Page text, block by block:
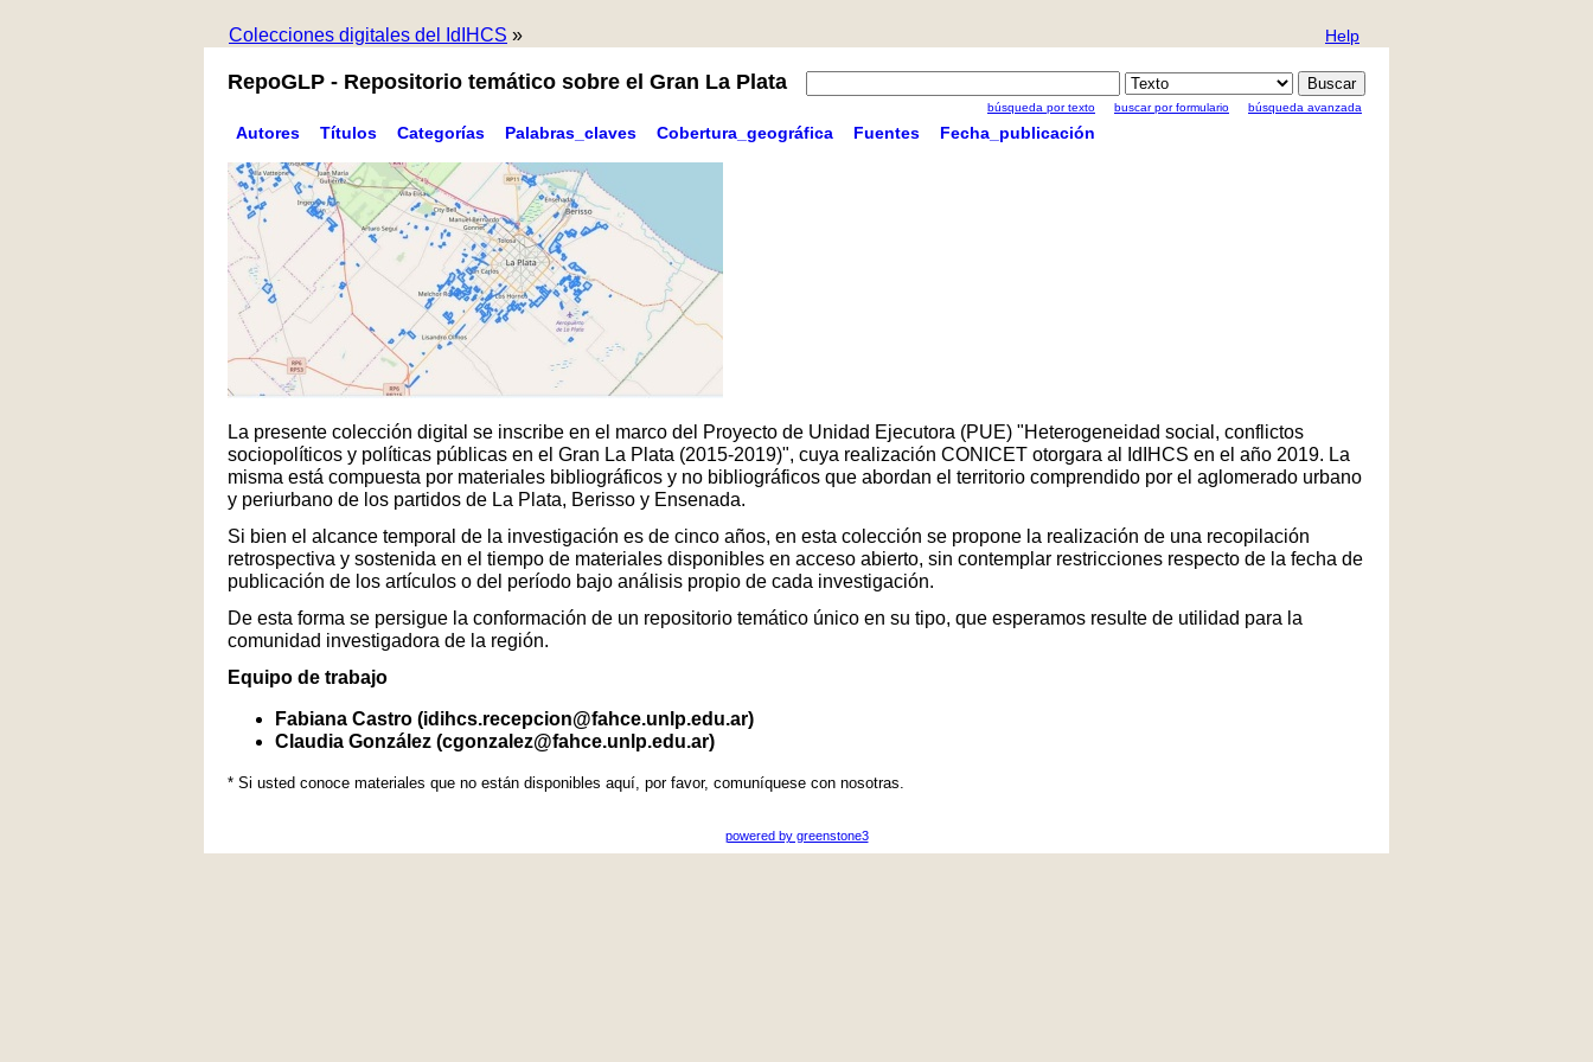
Colecciones digitales del IdIHCS » Help
RepoGLP - Repositorio temático sobre el Gran La Plata
búsqueda por texto buscar por formulario búsqueda avanzada
Autores Títulos Categorías Palabras_claves Cobertura_geográfica Fuentes Fecha_publicación
La presente colección digital se inscribe en el marco del Proyecto de Unidad Ejecutora (PUE) "Heterogeneidad social, conflictos
sociopolíticos y políticas públicas en el Gran La Plata (2015-2019)", cuya realización CONICET otorgara al IdIHCS en el año 2019. La
misma está compuesta por materiales bibliográficos y no bibliográficos que abordan el territorio comprendido por el aglomerado urbano
y periurbano de los partidos de La Plata, Berisso y Ensenada.
Si bien el alcance temporal de la investigación es de cinco años, en esta colección se propone la realización de una recopilación
retrospectiva y sostenida en el tiempo de materiales disponibles en acceso abierto, sin contemplar restricciones respecto de la fecha de
publicación de los artículos o del período bajo análisis propio de cada investigación.
De esta forma se persigue la conformación de un repositorio temático único en su tipo, que esperamos resulte de utilidad para la
comunidad investigadora de la región.
Equipo de trabajo
Fabiana Castro (idihcs.recepcion@fahce.unlp.edu.ar)
Claudia González (cgonzalez@fahce.unlp.edu.ar)
* Si usted conoce materiales que no están disponibles aquí, por favor, comuníquese con nosotras.
powered by greenstone3